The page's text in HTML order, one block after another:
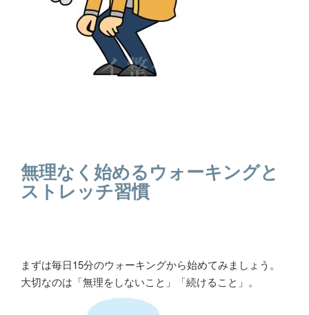
無理なく始めるウォーキングと
ストレッチ習慣
まずは毎日15分のウォーキングから始めてみましょう。
大切なのは「無理をしないこと」「続けること」。